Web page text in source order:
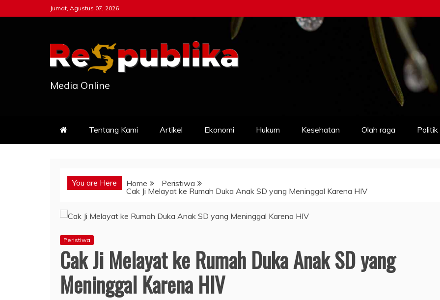
to
Jumat, Agustus 07, 2026
Media Online
Tentang Kami Artikel Ekonomi Hukum Kesehatan Olah raga Politik
You are Here Home
Peristiwa
Cak Ji Melayat ke Rumah Duka Anak SD yang Meninggal Karena HIV
Peristiwa
Cak Ji Melayat ke Rumah Duka Anak SD yang
Meninggal Karena HIV